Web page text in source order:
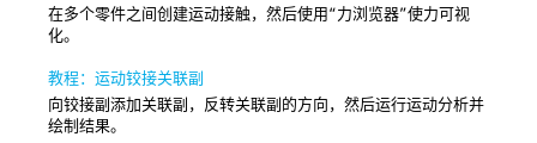
在多个零件之间创建运动接触，然后使用“力浏览器”使力可视
化。
教程：运动铰接关联副
向铰接副添加关联副，反转关联副的方向，然后运行运动分析并
绘制结果。